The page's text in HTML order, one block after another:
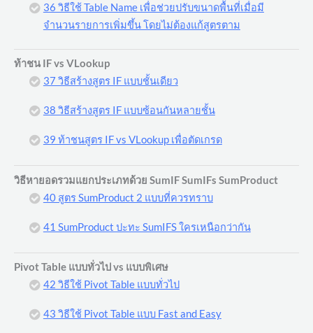
36 วิธีใช้ Table Name เพื่อช่วยปรับขนาดพื้นที่เมื่อมี
จำนวนรายการเพิ่มขึ้น โดยไม่ต้องแก้สูตรตาม
ท้าชน IF vs VLookup
37 วิธีสร้างสูตร IF แบบชั้นเดียว
38 วิธีสร้างสูตร IF แบบซ้อนกันหลายชั้น
39 ท้าชนสูตร IF vs VLookup เพื่อตัดเกรด
วิธีหายอดรวมแยกประเภทด้วย SumIF SumIFs SumProduct
40 สูตร SumProduct 2 แบบที่ควรทราบ
41 SumProduct ปะทะ SumIFS ใครเหนือกว่ากัน
Pivot Table แบบทั่วไป vs แบบพิเศษ
42 วิธีใช้ Pivot Table แบบทั่วไป
43 วิธีใช้ Pivot Table แบบ Fast and Easy